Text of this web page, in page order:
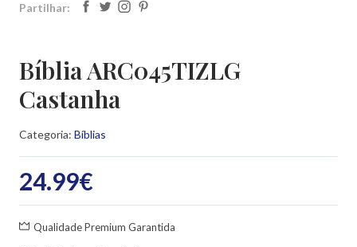
Partilhar:
Bíblia ARC045TIZLG
Castanha
Categoria: Bíblias
24.99€
Qualidade Premium Garantida